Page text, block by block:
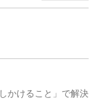
かけること」で解決